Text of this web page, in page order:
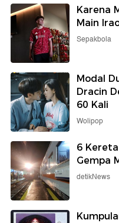
Karena
Main
Sepakbola
Modal
Dracin
60 Kali
Wolipop
6
Gempa
detikNews